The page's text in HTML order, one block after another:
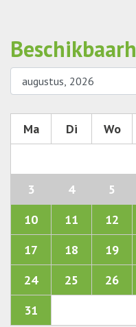
Ma Di Wo
3
4 5
10
11 12
17
18 19
24
25 26
31